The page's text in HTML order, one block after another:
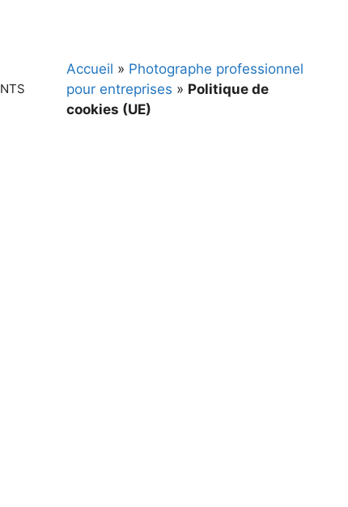
Accueil » Photographe professionnel
pour entreprises » Politique de
cookies (UE)